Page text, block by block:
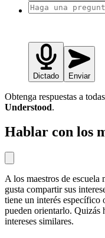
Dictado Enviar
Obtenga respuestas a
Understood.
Hablar con los
A los maestros de
gusta compartir sus
tiene un interés específico
pueden orientarlo. Quizás
intereses similares.